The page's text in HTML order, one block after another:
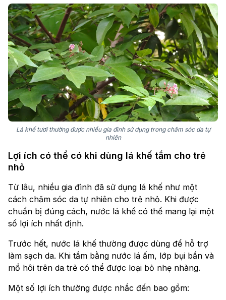
Lá khế tươi thường được nhiều gia đình sử dụng trong chăm sóc da tự
nhiên
Lợi ích có thể có khi dùng lá khế tắm cho trẻ
nhỏ
Từ lâu, nhiều gia đình đã sử dụng lá khế như một
cách chăm sóc da tự nhiên cho trẻ nhỏ. Khi được
chuẩn bị đúng cách, nước lá khế có thể mang lại một
số lợi ích nhất định.
Trước hết, nước lá khế thường được dùng để hỗ trợ
làm sạch da. Khi tắm bằng nước lá ấm, lớp bụi bẩn và
mồ hôi trên da trẻ có thể được loại bỏ nhẹ nhàng.
Một số lợi ích thường được nhắc đến bao gồm: